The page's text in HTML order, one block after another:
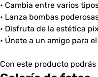
• Cambia entre varios
• Lanza bombas
• Disfruta de la estética
• Únete a un amigo para
Con este producto